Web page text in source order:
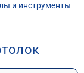
и инструменты